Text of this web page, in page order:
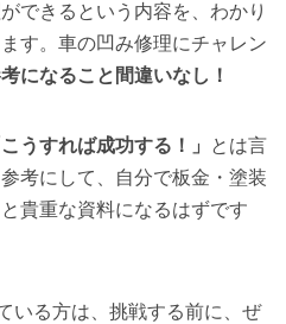
できるという内容を、わかり
す。車の凹み修理にチャレン
になること間違いなし！
こうすれば成功する！」
とは言
考にして、自分で板金・塗装
貴重な資料になるはずです
いる方は、挑戦する前に、ぜ